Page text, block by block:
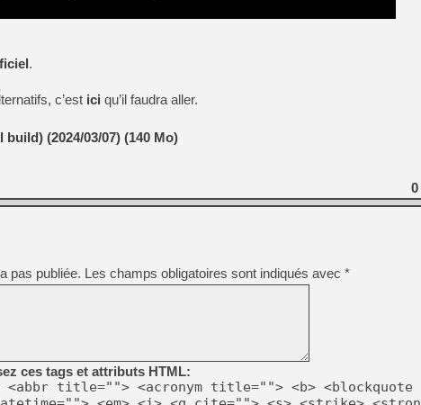
.
c’est ici qu’il faudra aller.
(2024/03/07) (140 Mo)
0
pas publiée. Les champs obligatoires sont indiqués avec *
ces tags et attributs HTML:
title=""> <acronym title=""> <b> <blockquote